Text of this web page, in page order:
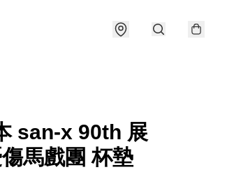
san-x 90th 展
馬戲團 杯墊